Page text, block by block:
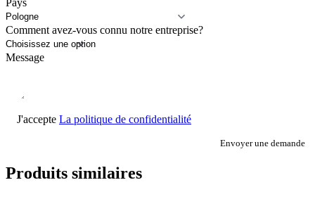
Comment avez-vous connu notre entreprise?
Message
J'accepte La politique de confidentialité
Envoyer une demande
Produits similaires